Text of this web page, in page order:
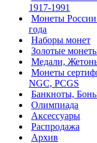
1917-1991
Монеты России
года
Наборы монет
Золотые
Медали,
Монеты
NGC, PCGS
Банкноты,
Олимпиада
Аксессуары
Распродажа
Архив